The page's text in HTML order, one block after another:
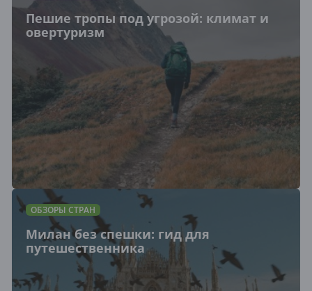
Пешие тропы под угрозой: климат и
овертуризм
ОБЗОРЫ СТРАН
Милан без спешки: гид для
путешественника